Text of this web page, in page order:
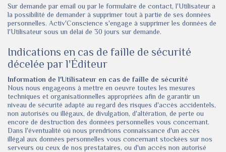
Sur demande par email ou par le formulaire de contact, l'Utilisateur a
la possibilité de demander à supprimer tout à partie de ses données
personnelles. Activ'Conscience s'engage à supprimer les données de
l'Utilisateur sous un délai de 30 jours sur demande.
Indications en cas de faille de sécurité
décelée par l'Éditeur
Information de l'Utilisateur en cas de faille de sécurité
Nous nous engageons à mettre en oeuvre toutes les mesures
techniques et organisationnelles appropriées afin de garantir un
niveau de sécurité adapté au regard des risques d'accès accidentels,
non autorisés ou illégaux, de divulgation, d'altération, de perte ou
encore de destruction des données personnelles vous concernant.
Dans l'éventualité où nous prendrions connaissance d'un accès
illégal aux données personnelles vous concernant stockées sur nos
serveurs ou ceux de nos prestataires, ou d'un accès non autorisé